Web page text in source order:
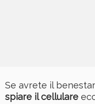
Se avrete il
spiare il cellulare